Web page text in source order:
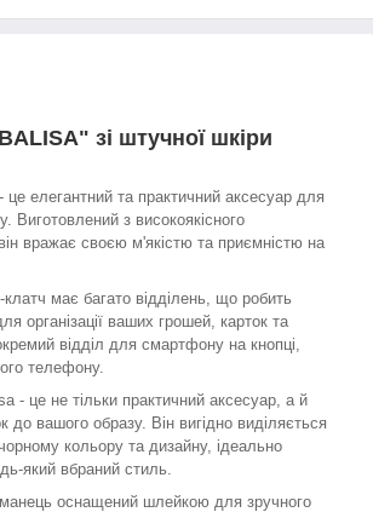
зі штучної шкіри
це елегантний та практичний аксесуар для
Виготовлений з високоякісного
вражає своєю м'якістю та приємністю на
має багато відділень, що робить
організації ваших грошей, карток та
відділ для смартфону на кнопці,
телефону.
- це не тільки практичний аксесуар, а й
до вашого образу. Він вигідно виділяється
кольору та дизайну, ідеально
який вбраний стиль.
оснащений шлейкою для зручного